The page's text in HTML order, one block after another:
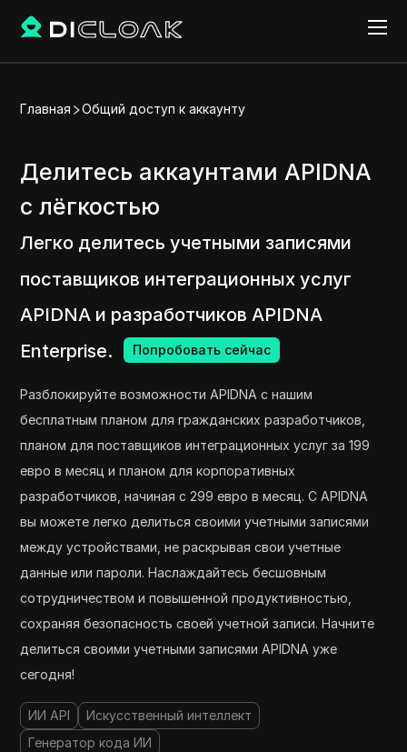
Главная Общий доступ к аккаунту
Делитесь аккаунтами APIDNA
с лёгкостью
Легко делитесь учетными записями
поставщиков интеграционных услуг
APIDNA и разработчиков APIDNA
Enterprise.
Попробовать сейчас
Разблокируйте возможности APIDNA с нашим
бесплатным планом для гражданских разработчиков,
планом для поставщиков интеграционных услуг за 199
евро в месяц и планом для корпоративных
разработчиков, начиная с 299 евро в месяц. С APIDNA
вы можете легко делиться своими учетными записями
между устройствами, не раскрывая свои учетные
данные или пароли. Наслаждайтесь бесшовным
сотрудничеством и повышенной продуктивностью,
сохраняя безопасность своей учетной записи. Начните
делиться своими учетными записями APIDNA уже
сегодня!
ИИ API
Искусственный интеллект
Генератор кода ИИ